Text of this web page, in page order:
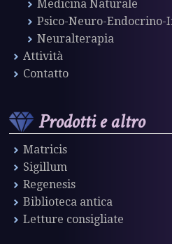
Medicina Naturale
Psico-Neuro-Endocrino-
Neuralterapia
Attività
Contatto
Prodotti e altro
Matricis
Sigillum
Regenesis
Biblioteca antica
Letture consigliate